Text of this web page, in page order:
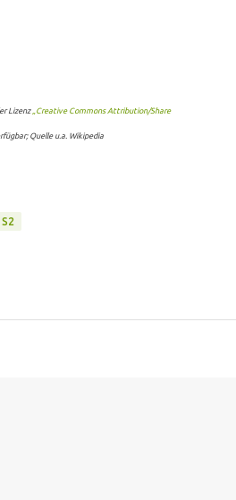
Lizenz„Creative Commons Attribution/Share
Quelle u.a. Wikipedia
S2